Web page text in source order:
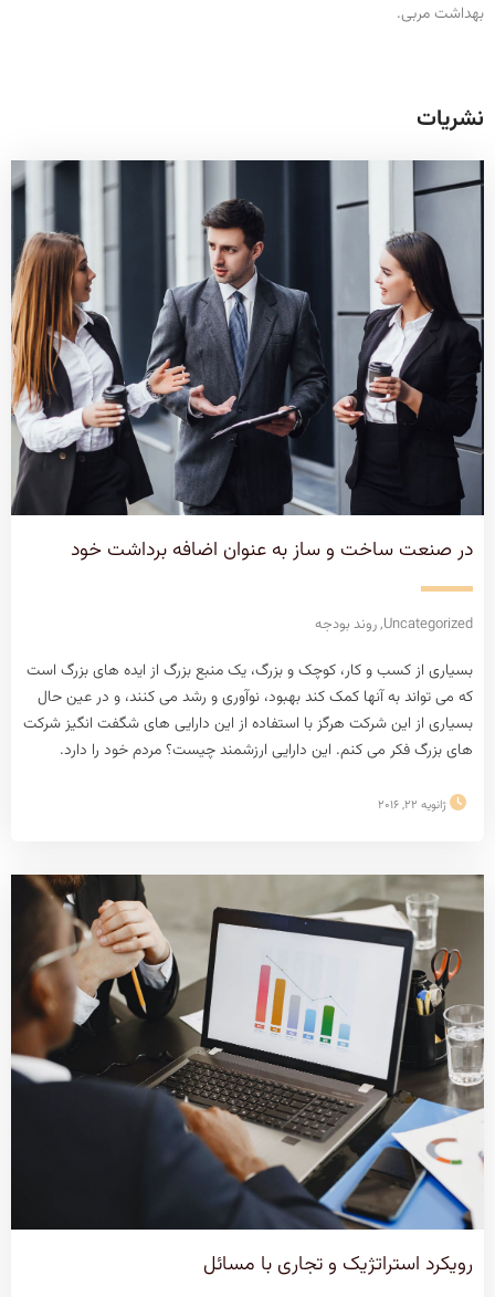
بهداشت مربی.
نشریات
در صنعت ساخت و ساز به عنوان اضافه برداشت خود
Uncategorized
,روند بودجه
بسیاری از کسب و کار، کوچک و بزرگ، یک منبع بزرگ از ایده های بزرگ است
که می تواند به آنها کمک کند بهبود، نوآوری و رشد می کنند، و در عین حال
بسیاری از این شرکت هرگز با استفاده از این دارایی های شگفت انگیز شرکت
های بزرگ فکر می کنم. این دارایی ارزشمند چیست؟ مردم خود را دارد.
ژانویه 22, 2016
رویکرد استراتژیک و تجاری با مسائل